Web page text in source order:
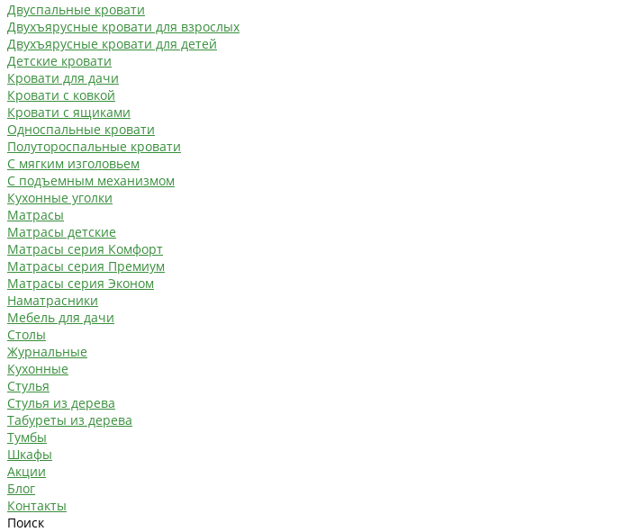
Двуспальные кровати
Двухъярусные кровати для взрослых
Двухъярусные кровати для детей
Детские кровати
Кровати для дачи
Кровати с ковкой
Кровати с ящиками
Односпальные кровати
Полутороспальные кровати
С мягким изголовьем
С подъемным механизмом
Кухонные уголки
Матрасы
Матрасы детские
Матрасы серия Комфорт
Матрасы серия Премиум
Матрасы серия Эконом
Наматрасники
Мебель для дачи
Столы
Журнальные
Кухонные
Стулья
Стулья из дерева
Табуреты из дерева
Тумбы
Шкафы
Акции
Блог
Контакты
Поиск